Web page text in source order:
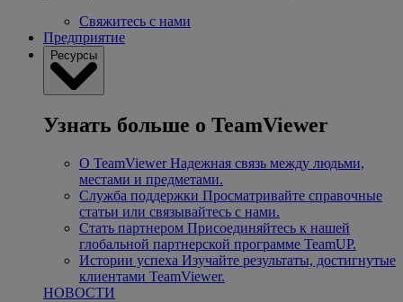
Свяжитесь с нами
Предприятие
Ресурсы
Узнать больше о TeamViewer
О TeamViewer Надежная связь между людьми,
местами и предметами.
Служба поддержки Просматривайте справочные
статьи или связывайтесь с нами.
Стать партнером Присоединяйтесь к нашей
глобальной партнерской программе TeamUP.
Истории успеха Изучайте результаты, достигнутые
клиентами TeamViewer.
НОВОСТИ